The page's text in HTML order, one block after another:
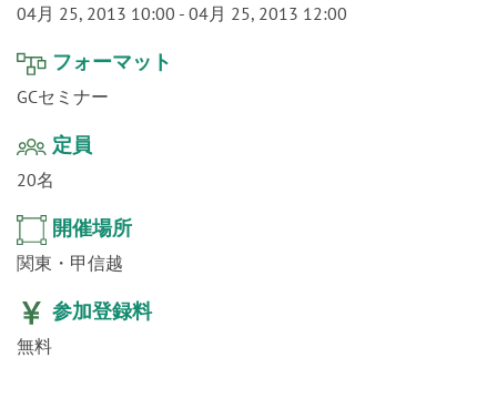
04月 25, 2013 10:00 - 04月 25, 2013 12:00
フォーマット
GCセミナー
定員
20名
開催場所
関東・甲信越
参加登録料
無料